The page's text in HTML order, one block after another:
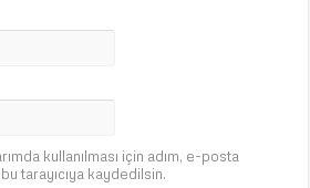
kullanılması için adım, e-posta
tarayıcıya kaydedilsin.